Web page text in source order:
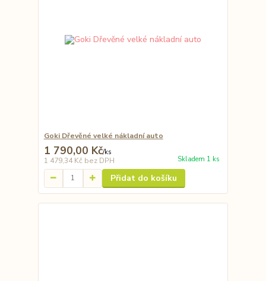
Goki Dřevěné velké nákladní auto
1 790,00 Kč/ks
1 479,34 Kč bez DPH Skladem 1 ks
Přidat do košíku